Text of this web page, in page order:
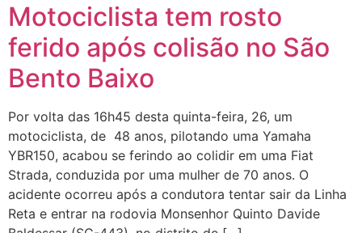
Motociclista tem rosto
ferido após colisão no São
Bento Baixo
Por volta das 16h45 desta quinta-feira, 26, um
motociclista, de 48 anos, pilotando uma Yamaha
YBR150, acabou se ferindo ao colidir em uma Fiat
Strada, conduzida por uma mulher de 70 anos. O
acidente ocorreu após a condutora tentar sair da Linha
Reta e entrar na rodovia Monsenhor Quinto Davide